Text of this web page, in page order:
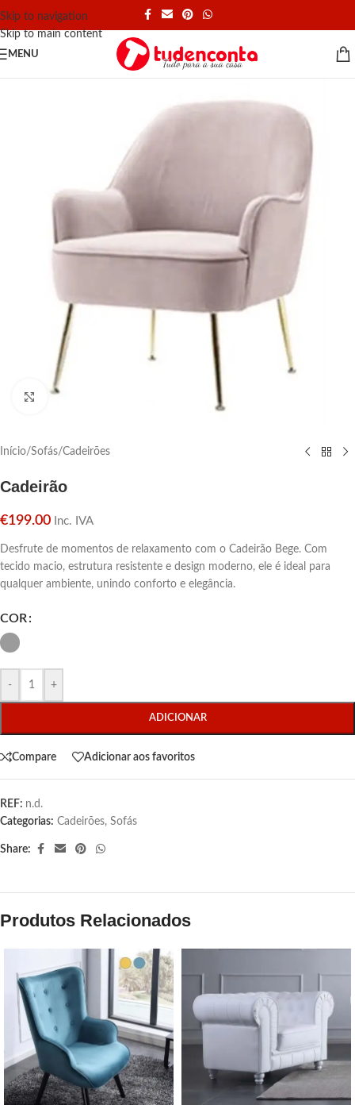
Skip to navigation
Skip to main content
MENU
Click para aumentar
Início/Sofás/Cadeirões
Cadeirão
€199.00 Inc. IVA
Desfrute de momentos de relaxamento com o Cadeirão Bege. Com
tecido macio, estrutura resistente e design moderno, ele é ideal para
qualquer ambiente, unindo conforto e elegância.
COR
- +
ADICIONAR
Compare Adicionar aos favoritos
REF: n.d.
Categorias: Cadeirões, Sofás
Share:
Produtos Relacionados